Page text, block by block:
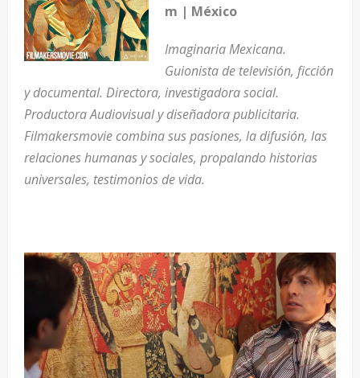
m | México
Imaginaria Mexicana.
Guionista de televisión, ficción
y documental. Directora, investigadora social.
Productora Audiovisual y diseñadora publicitaria.
Filmakersmovie combina sus pasiones, la difusión, las
relaciones humanas y sociales, propalando historias
universales, testimonios de vida.